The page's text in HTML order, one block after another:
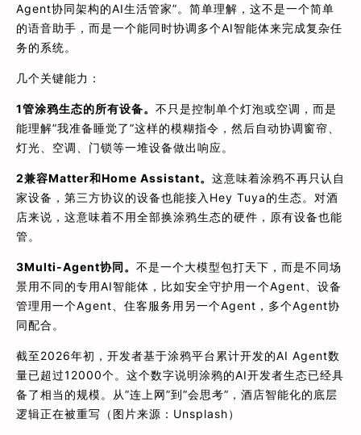
Agent协同架构的AI生活管家”。简单理解，这不是一个简单
的语音助手，而是一个能同时协调多个AI智能体来完成复杂任
务的系统。
几个关键能力：
1管涂鸦生态的所有设备。 不只是控制单个灯泡或空调，而是
能理解”我准备睡觉了”这样的模糊指令，然后自动协调窗帘、
灯光、空调、门锁等一堆设备做出响应。
2兼容Matter和Home Assistant。 这意味着涂鸦不再只认自
家设备，第三方协议的设备也能接入Hey Tuya的生态。对酒
店来说，这意味着不用全部换涂鸦生态的硬件，原有设备也能
管。
3Multi-Agent协同。 不是一个大模型包打天下，而是不同场
景用不同的专用AI智能体，比如安全守护用一个Agent、设备
管理用一个Agent、住客服务用另一个Agent，多个Agent协
同配合。
截至2026年初，开发者基于涂鸦平台累计开发的AI Agent数
量已超过12000个。这个数字说明涂鸦的AI开发者生态已经具
备了相当的规模。从”连上网”到”会思考”，酒店智能化的底层
逻辑正在被重写（图片来源：Unsplash）